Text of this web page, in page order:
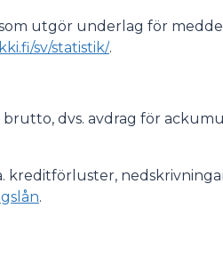
utgör underlag för
sv/statistik/.
dvs. avdrag för
kreditförluster,
.